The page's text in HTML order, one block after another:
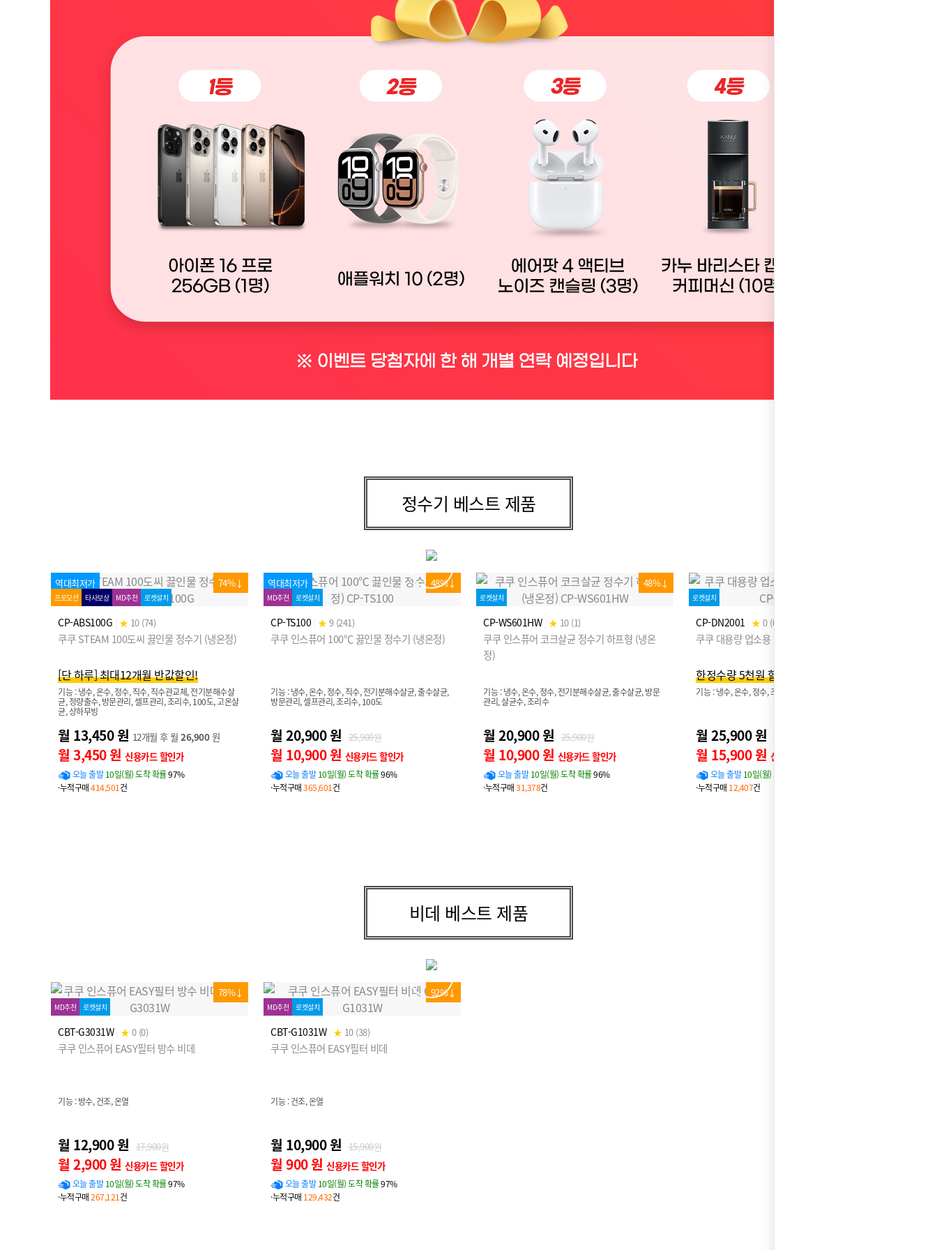
정수기 베스트 제품
역대최저가 74%↓
프로모션 타사보상 MD추천 로켓설치
CP-ABS100G ★ 10 (74)
쿠쿠 STEAM 100도씨 끓인물 정수기 (냉온정)
[단 하루] 최대12개월 반값할인!
기능 : 냉수, 온수, 정수, 직수, 직수관교체, 전기분해수살
균, 정량출수, 방문관리, 셀프관리, 조리수, 100도, 고온살
균, 상하무빙
월 13,450 원 12개월 후 월 26,900원
월 3,450 원 신용카드 할인가
오늘 출발 10일(월) 도착 확률97%
·누적구매414,501건
역대최저가 48%↓
MD추천 로켓설치
CP-TS100 ★ 9 (241)
쿠쿠 인스퓨어 100℃ 끓인물 정수기 (냉온정)
기능 : 냉수, 온수, 정수, 직수, 전기분해수살균, 출수살균,
방문관리, 셀프관리, 조리수, 100도
월 20,900 원 25,900원
월 10,900 원 신용카드 할인가
오늘 출발 10일(월) 도착 확률96%
·누적구매365,601건
48%↓
로켓설치
CP-WS601HW ★ 10 (1)
쿠쿠 인스퓨어 코크살균 정수기 하프형 (냉온
정)
기능 : 냉수, 온수, 정수, 전기분해수살균, 출수살균, 방문
관리, 살균수, 조리수
월 20,900 원 25,900원
월 10,900 원 신용카드 할인가
오늘 출발 10일(월) 도착 확률96%
·누적구매31,378건
로켓설치
CP-DN2001 ★ 0 (0)
쿠쿠 대용량 업소용 정수기 16L (냉온정)
한정수량 5천원 할인!
기능 : 냉수, 온수, 정수, 조리수, 대용량
월 25,900 원 30,900원
월 15,900 원 신용카드 할인가
오늘 출발 10일(월) 도착 확률
·누적구매 12,407건
비데 베스트 제품
78%↓
MD추천 로켓설치
CBT-G3031W ★ 0 (0)
쿠쿠 인스퓨어 EASY필터 방수 비데
기능 : 방수, 건조, 온열
월 12,900 원 17,900원
월 2,900 원 신용카드 할인가
오늘 출발 10일(월) 도착 확률97%
·누적구매267,121건
92%↓
MD추천 로켓설치
CBT-G1031W ★ 10 (38)
쿠쿠 인스퓨어 EASY필터 비데
기능 : 건조, 온열
월 10,900 원 15,900원
월 900 원 신용카드 할인가
오늘 출발 10일(월) 도착 확률97%
·누적구매 129,432건